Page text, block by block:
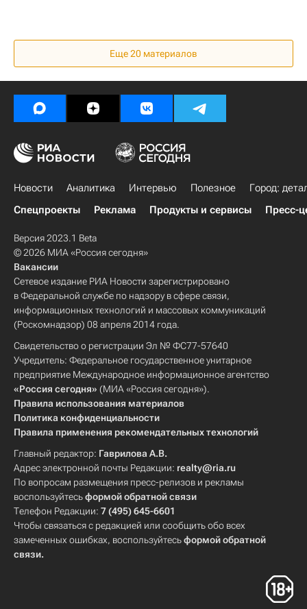
Еще 20 материалов
Новости Аналитика Интервью Полезное
Город:
Спецпроекты
Реклама Продукты и сервисы Пресс-
Версия 2023.1 Beta
© 2026 МИА «Россия сегодня»
Вакансии
Сетевое издание РИА Новости зарегистрировано
в Федеральной службе по надзору в сфере связи,
информационных технологий и массовых коммуникаций
(Роскомнадзор) 08 апреля 2014 года.
Свидетельство о регистрации Эл № ФС77-57640
Учредитель: Федеральное государственное унитарное
предприятие Международное информационное агентство
«Россия сегодня» (МИА «Россия сегодня»).
Правила использования материалов
Политика конфиденциальности
Правила применения рекомендательных технологий
Главный редактор: Гаврилова А.В.
Адрес электронной почты Редакции: realty@ria.ru
По вопросам размещения пресс-релизов и рекламы
воспользуйтесьформой обратной связи
Телефон Редакции: 7 (495) 645-6601
Чтобы связаться с редакцией или сообщить обо всех
замеченных ошибках, воспользуйтесьформой обратной
связи.